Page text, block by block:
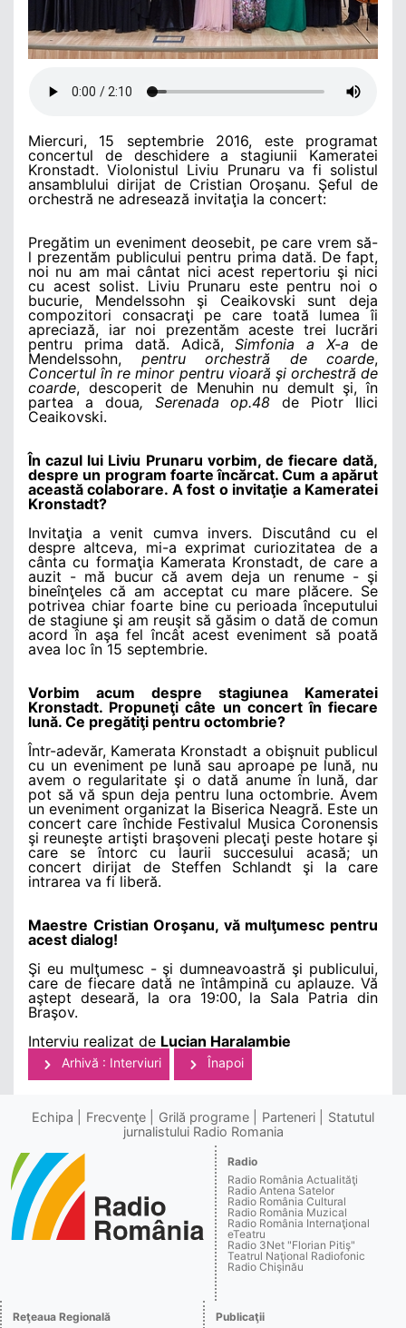
Miercuri, 15 septembrie 2016, este programat
concertul de deschidere a stagiunii Kameratei
Kronstadt. Violonistul Liviu Prunaru va fi solistul
ansamblului dirijat de Cristian Oroşanu. Şeful de
orchestră ne adresează invitaţia la concert:
Pregătim un eveniment deosebit, pe care vrem să-
l prezentăm publicului pentru prima dată. De fapt,
noi nu am mai cântat nici acest repertoriu şi nici
cu acest solist. Liviu Prunaru este pentru noi o
bucurie, Mendelssohn şi Ceaikovski sunt deja
compozitori consacraţi pe care toată lumea îi
apreciază, iar noi prezentăm aceste trei lucrări
pentru prima dată. Adică,Simfonia a X-a de
Mendelssohn, pentru orchestră de coarde,
Concertul în re minor pentru vioară şi orchestră de
coarde, descoperit de Menuhin nu demult şi, în
partea a doua, Serenada op.48 de Piotr Ilici
Ceaikovski.
În cazul lui Liviu Prunaru vorbim, de fiecare dată,
despre un program foarte încărcat. Cum a apărut
această colaborare. A fost o invitaţie a Kameratei
Kronstadt?
Invitaţia a venit cumva invers. Discutând cu el
despre altceva, mi-a exprimat curiozitatea de a
cânta cu formaţia Kamerata Kronstadt, de care a
auzit - mă bucur că avem deja un renume - şi
bineînţeles că am acceptat cu mare plăcere. Se
potrivea chiar foarte bine cu perioada începutului
de stagiune şi am reuşit să găsim o dată de comun
acord în aşa fel încât acest eveniment să poată
avea loc în 15 septembrie.
Vorbim acum despre stagiunea Kameratei
Kronstadt. Propuneţi câte un concert în fiecare
lună. Ce pregătiţi pentru octombrie?
Într-adevăr, Kamerata Kronstadt a obişnuit publicul
cu un eveniment pe lună sau aproape pe lună, nu
avem o regularitate şi o dată anume în lună, dar
pot să vă spun deja pentru luna octombrie. Avem
un eveniment organizat la Biserica Neagră. Este un
concert care închide Festivalul Musica Coronensis
şi reuneşte artişti braşoveni plecaţi peste hotare şi
care se întorc cu laurii succesului acasă; un
concert dirijat de Steffen Schlandt şi la care
intrarea va fi liberă.
Maestre Cristian Oroşanu, vă mulţumesc pentru
acest dialog!
Şi eu mulţumesc - şi dumneavoastră şi publicului,
care de fiecare dată ne întâmpină cu aplauze. Vă
aştept deseară, la ora 19:00, la Sala Patria din
Braşov.
Interviu realizat de Lucian Haralambie
Arhivă : Interviuri Înapoi
Echipa Frecvenţe Grilă programe Parteneri
Statutul
jurnalistului Radio Romania
Radio
Radio România Actualităţi
Radio Antena Satelor
Radio România Cultural
Radio România Muzical
Radio România Internaţional
eTeatru
Radio 3Net "Florian Pitiş"
Teatrul Naţional Radiofonic
Radio Chişinău
Reţeaua Regională
Publicaţii